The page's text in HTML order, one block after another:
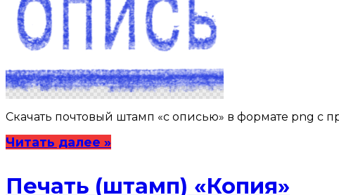
Скачать почтовый штамп «с описью» в формате png с
Читать далее »
Печать (штамп) «Копия»